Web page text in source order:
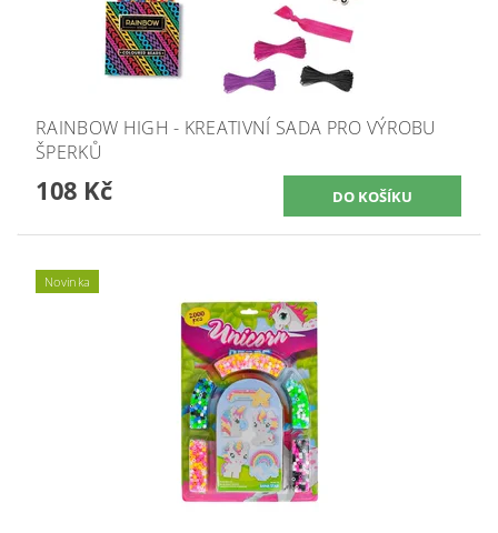
RAINBOW HIGH - KREATIVNÍ SADA PRO VÝROBU
ŠPERKŮ
108 Kč
Novinka